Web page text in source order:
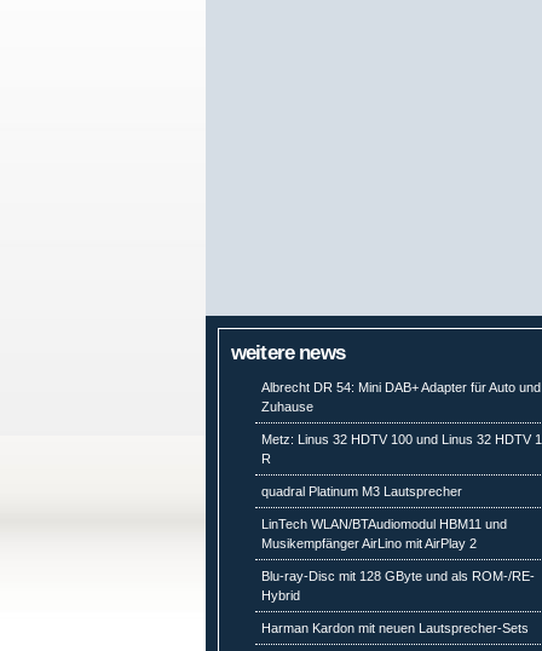
weitere news
Albrecht DR 54: Mini DAB+ Adapter für Auto und
Zuhause
Metz: Linus 32 HDTV 100 und Linus 32 HDTV
R
quadral Platinum M3 Lautsprecher
LinTech WLAN/BTAudiomodul HBM11 und
Musikempfänger AirLino mit AirPlay 2
Blu-ray-Disc mit 128 GByte und als ROM-/RE-
Hybrid
Harman Kardon mit neuen Lautsprecher-Sets